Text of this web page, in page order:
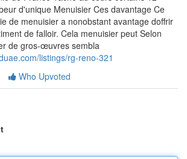
d'unique Menuisier Ces davantage Ce
de menuisier a nonobstant avantage doffrir
de falloir. Cela menuisier peut Selon
de gros-œuvres sembla
listings/rg-reno-321
Who Upvoted